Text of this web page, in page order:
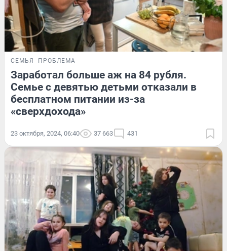
СЕМЬЯ ПРОБЛЕМА
Заработал больше аж на 84 рубля.
Семье с девятью детьми отказали в
бесплатном питании из-за
«сверхдохода»
23 октября, 2024, 06:40 37 663 431